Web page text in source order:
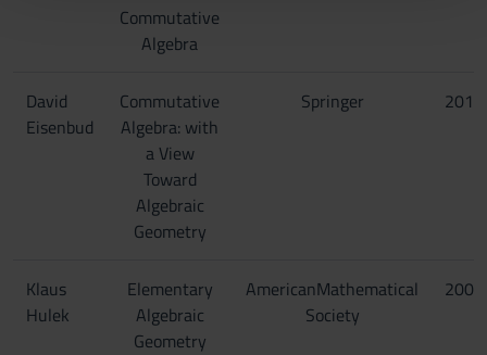
con altre informazioni che hai fornito loro o che hanno
raccolto dal tuo utilizzo dei loro servizi.
Commutative
Algebra
David
Eisenbud
Commutative
Algebra: with
a View
Toward
Algebraic
Geometry
Springer 2011
Klaus
Hulek
Elementary
Algebraic
Geometry
AmericanMathematical
Society
2003